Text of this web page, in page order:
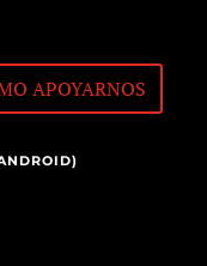
APOYARNOS